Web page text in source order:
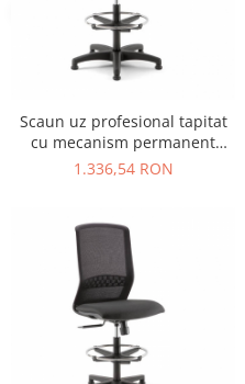
Blaturi din piatra naturala si
compozit
Scaune profesionale
Scaun laborator
Scaune de lucru
Scaun uz profesional tapitat
cu mecanism permanent
contact VIKY STOOL 01 CP
1.336,54 RON